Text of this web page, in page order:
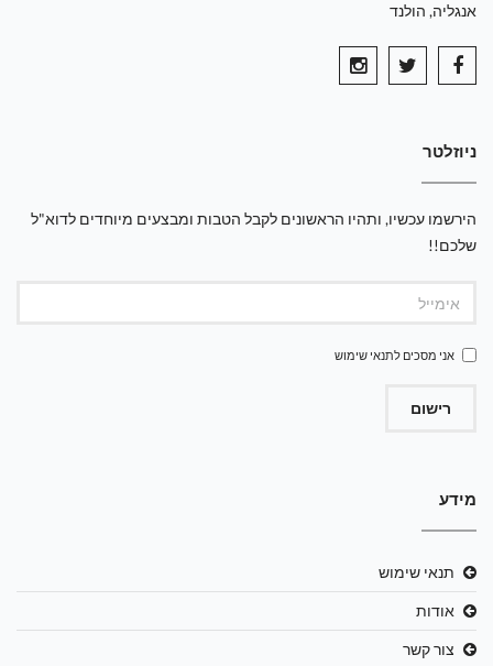
אנגליה, הולנד
ניוזלטר
הירשמו עכשיו, ותהיו הראשונים לקבל הטבות ומבצעים מיוחדים לדוא"ל
שלכם!!
אני מסכים לתנאי שימוש
רישום
מידע
תנאי שימוש
אודות
צור קשר